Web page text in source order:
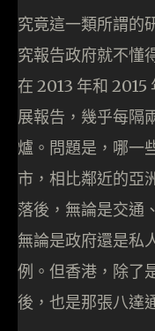
究竟這一類所謂的
究報告政府就不懂
在 2013 年和 2015
展報告，幾乎每隔
爐。問題是，哪一
市，相比鄰近的亞
落後，無論是交通
無論是政府還是私
例。但香港，除了
後，也是那張八達